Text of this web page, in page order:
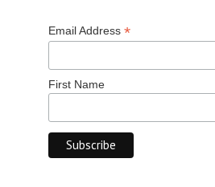
Email Address *
First Name